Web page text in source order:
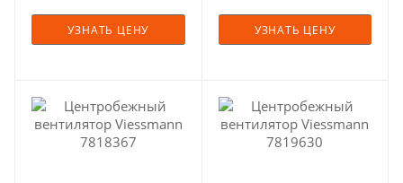
УЗНАТЬ ЦЕНУ УЗНАТЬ ЦЕНУ